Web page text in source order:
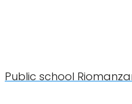
Public school